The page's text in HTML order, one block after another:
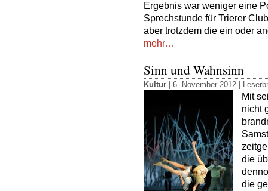
Ergebnis war weniger eine
Sprechstunde für Trierer
aber trotzdem die ein oder
mehr…
Sinn und Wahnsinn
Kultur | 6. November 2012 |
Mit
nicht
die
die